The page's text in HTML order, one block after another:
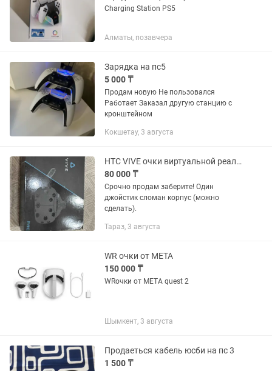
Charging Station PS5
Алматы, позавчера
Зарядка на пс5
5 000 ₸
Продам новую Не пользовался
Работает Заказал другую станцию с
кронштейном
Кокшетау, 3 августа
HTC VIVE очки виртуальной реальности
80 000 ₸
Срочно продам заберите! Один
джойстик сломан корпус (можно
сделать).
Тараз, 3 августа
WR очки от META
150 000 ₸
WRочки от META quest 2
Шымкент, 3 августа
Продаеться кабель юсби на пс 3
1 500 ₸